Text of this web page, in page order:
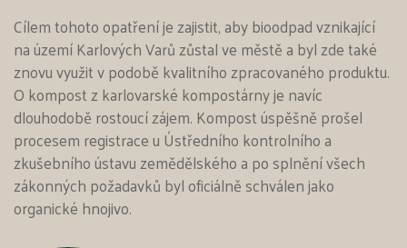
Cílem tohoto opatření je zajistit, aby bioodpad vznikající
na území Karlových Varů zůstal ve městě a byl zde také
znovu využit v podobě kvalitního zpracovaného produktu.
O kompost z karlovarské kompostárny je navíc
dlouhodobě rostoucí zájem. Kompost úspěšně prošel
procesem registrace u Ústředního kontrolního a
zkušebního ústavu zemědělského a po splnění všech
zákonných požadavků byl oficiálně schválen jako
organické hnojivo.